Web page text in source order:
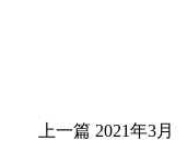
上一篇 2021年3月